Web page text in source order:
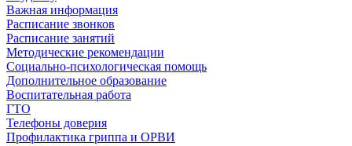
Важная информация
Расписание звонков
Расписание занятий
Методические рекомендации
Социально-психологическая помощь
Дополнительное образование
Воспитательная работа
ГТО
Телефоны доверия
Профилактика гриппа и ОРВИ